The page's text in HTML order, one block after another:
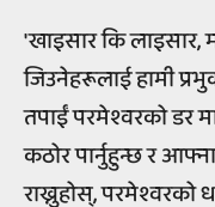
'खाइसार कि लाइसार,
जिउनेहरूलाई हामी
तपाईं परमेश्वरको डर
कठोर पार्नुहुन्छ र
राख्नुहोस्, परमेश्वरको